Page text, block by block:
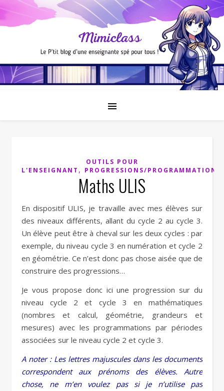
OUTILS POUR
L'ENSEIGNANT , PROGRESSIONS/PROGRAMMATIONS
Maths ULIS
En dispositif ULIS, je travaille avec mes élèves sur
des niveaux différents, allant du cycle 2 au cycle 3.
Un élève peut être à cheval sur les deux cycles : par
exemple, du niveau cycle 3 en numération et cycle 2
en géométrie. Ce n’est donc pas chose aisée que de
construire des progressions…
Je vous propose donc ici une progression sur du
niveau cycle 2 et cycle 3 en mathématiques
(nombres et calcul, géométrie, grandeurs et
mesures) avec les programmations par périodes
associées sur le niveau cycle 2 et cycle 3.
A noter : Les lettres majuscules dans les documents
correspondent aux prénoms des élèves. Autre
chose, ne m’en voulez pas si je n’utilise pas